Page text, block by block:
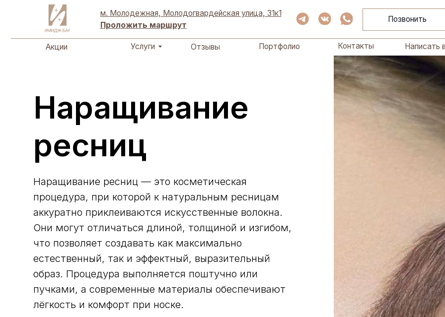
м. Молодежная, Молодогвардейская улица, 31к1
Проложить маршрут
Позвонить +7 (968)
Акции Услуги Отзывы Портфолио Контакты Написать в ТГ
Отзывы
Акции Написать в ТГ
Наращивание
ресниц
Наращивание ресниц — это косметическая
процедура, при которой к натуральным ресницам
аккуратно приклеиваются искусственные волокна.
Они могут отличаться длиной, толщиной и изгибом,
что позволяет создавать как максимально
естественный, так и эффектный, выразительный
образ. Процедура выполняется поштучно или
пучками, а современные материалы обеспечивают
лёгкость и комфорт при носке.